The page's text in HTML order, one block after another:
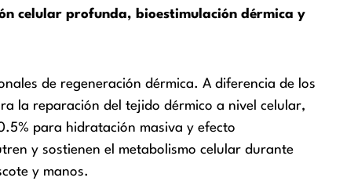
celular profunda, bioestimulación dérmica y
de regeneración dérmica. A diferencia de los
la reparación del tejido dérmico a nivel celular,
para hidratación masiva y efecto
y sostienen el metabolismo celular durante
y manos.